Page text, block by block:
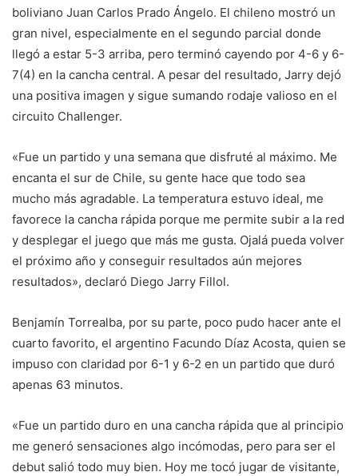
boliviano Juan Carlos Prado Ángelo. El chileno mostró un
gran nivel, especialmente en el segundo parcial donde
llegó a estar 5-3 arriba, pero terminó cayendo por 4-6 y 6-
7(4) en la cancha central. A pesar del resultado, Jarry dejó
una positiva imagen y sigue sumando rodaje valioso en el
circuito Challenger.
«Fue un partido y una semana que disfruté al máximo. Me
encanta el sur de Chile, su gente hace que todo sea
mucho más agradable. La temperatura estuvo ideal, me
favorece la cancha rápida porque me permite subir a la red
y desplegar el juego que más me gusta. Ojalá pueda volver
el próximo año y conseguir resultados aún mejores
resultados», declaró Diego Jarry Fillol.
Benjamín Torrealba, por su parte, poco pudo hacer ante el
cuarto favorito, el argentino Facundo Díaz Acosta, quien se
impuso con claridad por 6-1 y 6-2 en un partido que duró
apenas 63 minutos.
«Fue un partido duro en una cancha rápida que al principio
me generó sensaciones algo incómodas, pero para ser el
debut salió todo muy bien. Hoy me tocó jugar de visitante,